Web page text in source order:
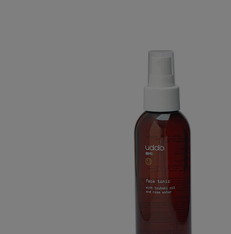
serum
Sposób
Nałożyć